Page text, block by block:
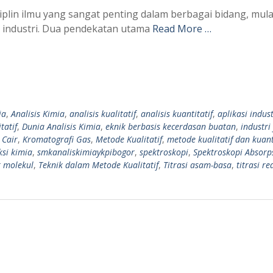
ilmu yang sangat penting dalam berbagai bidang,
Dua pendekatan utama Read More …
, Analisis Kimia, analisis kualitatif, analisis kuantitatif, aplikasi
, Dunia Analisis Kimia, eknik berbasis kecerdasan buatan, industri
, Kromatografi Gas, Metode Kualitatif, metode kualitatif dan
kimia, smkanaliskimiaykpibogor, spektroskopi, Spektroskopi
, Teknik dalam Metode Kualitatif, Titrasi asam-basa, titrasi